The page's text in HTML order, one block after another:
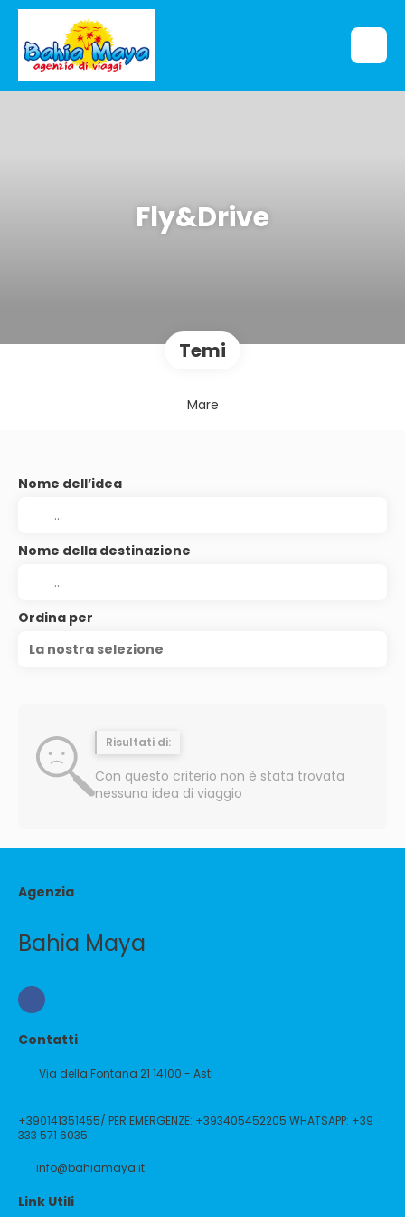
Fly&Drive
Temi
Mare
Nome dell’idea
Nome della destinazione
Ordina per
La nostra selezione
Risultati di:
Con questo criterio non è stata trovata
nessuna idea di viaggio
Agenzia
Bahia Maya
Contatti
Via della Fontana 21 14100 - Asti
+390141351455/ PER EMERGENZE: +393405452205 WHATSAPP: +39
333 571 6035
info@bahiamaya.it
Link Utili